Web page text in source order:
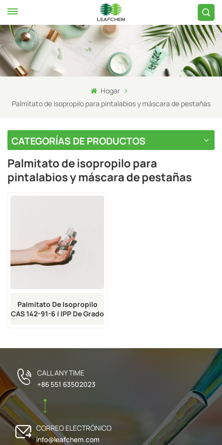
Hogar
Palmitato de isopropilo para pintalabios y máscara de pestañas
CATEGORÍAS DE PRODUCTOS
Palmitato de isopropilo para
pintalabios y máscara de pestañas
Palmitato De Isopropilo
CAS 142-91-6 | IPP De Grado
CALL ANY TIME
+86 551 63502023
CORREO ELECTRÓNICO
info@leafchem.com